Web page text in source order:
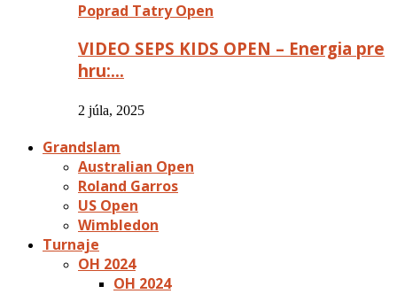
Poprad Tatry Open
VIDEO SEPS KIDS OPEN – Energia pre
hru:…
2 júla, 2025
Grandslam
Australian Open
Roland Garros
US Open
Wimbledon
Turnaje
OH 2024
OH 2024